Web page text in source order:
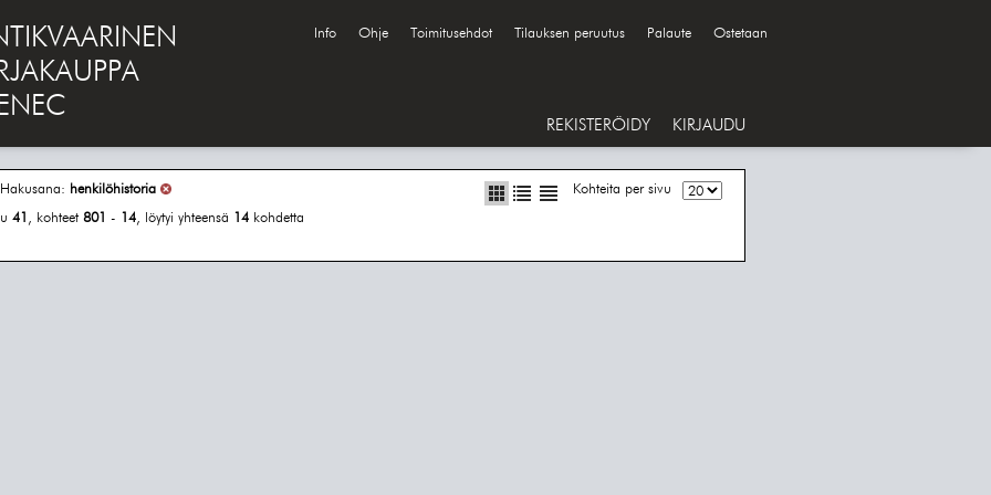
Info Ohje Toimitusehdot Tilauksen peruutus Palaute Ostetaan
REKISTERÖIDY KIRJAUDU
Kohteita per sivu
henkilöhistoria
41 , kohteet 801 - 14, löytyi yhteensä 14 kohdetta